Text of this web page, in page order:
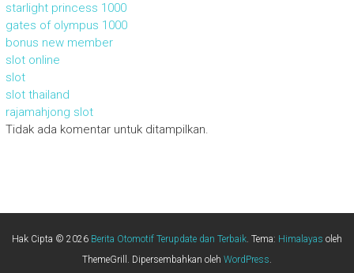
starlight princess 1000
gates of olympus 1000
bonus new member
slot online
slot
slot thailand
rajamahjong slot
Tidak ada komentar untuk ditampilkan.
Hak Cipta © 2026 Berita Otomotif Terupdate dan Terbaik. Tema: Himalayas oleh
ThemeGrill. Dipersembahkan oleh WordPress.